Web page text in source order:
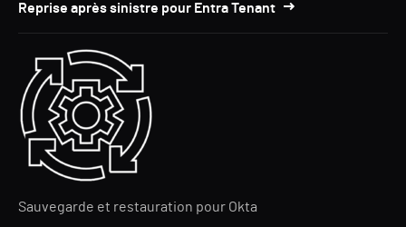
Reprise après sinistre pour Entra Tenant
Sauvegarde et restauration pour Okta